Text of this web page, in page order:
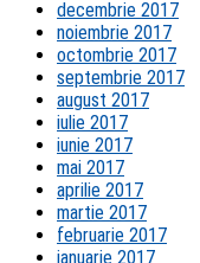
decembrie 2017
noiembrie 2017
octombrie 2017
septembrie 2017
august 2017
iulie 2017
iunie 2017
mai 2017
aprilie 2017
martie 2017
februarie 2017
ianuarie 2017